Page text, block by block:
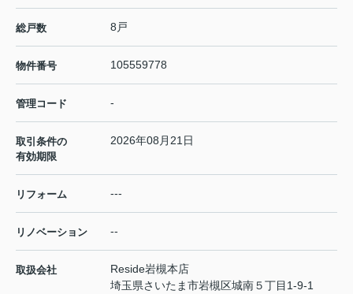
総戸数 8戸
物件番号 105559778
管理コード -
取引条件の
有効期限
2026年08月21日
リフォーム ---
リノベーション --
取扱会社
Reside岩槻本店
埼玉県さいたま市岩槻区城南５丁目1-9-1